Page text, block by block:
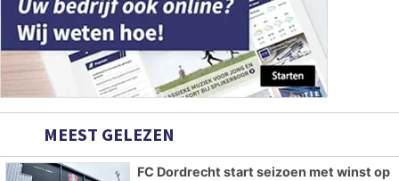
MEEST GELEZEN
FC Dordrecht start seizoen met winst op